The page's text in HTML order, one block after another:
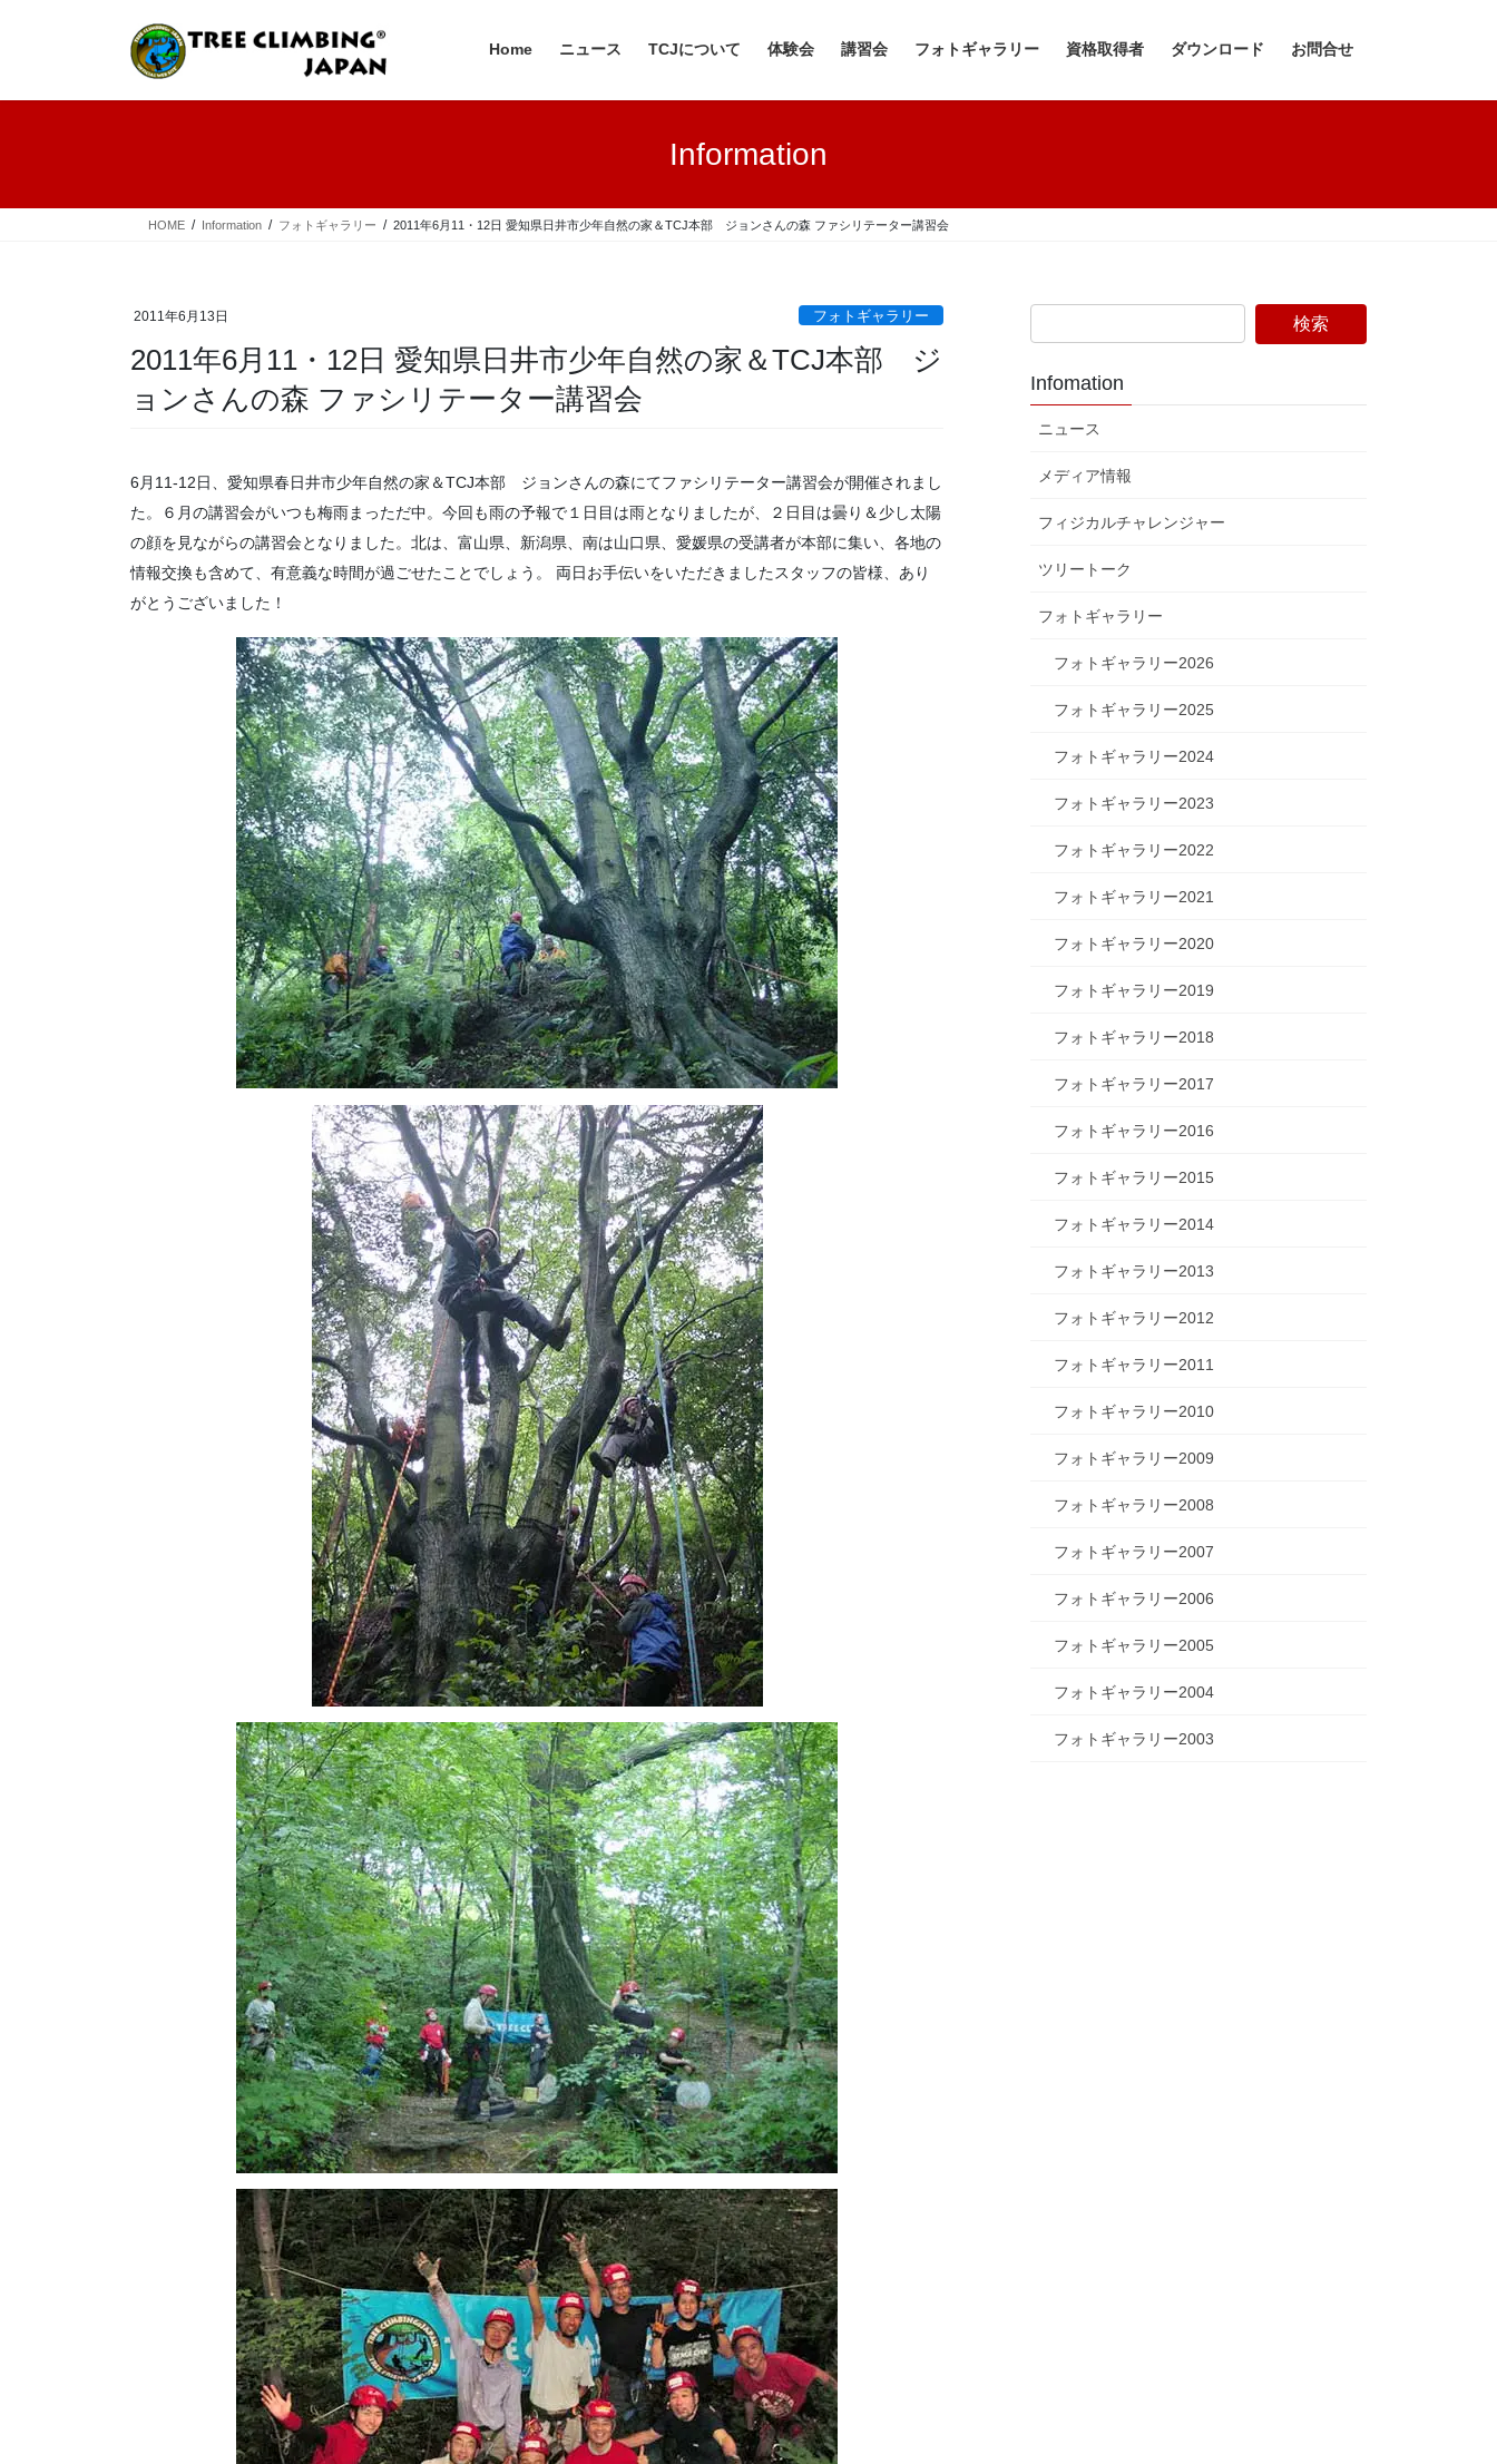
ツ
シ
Home ニュース TCJについて 体験会 講習会 フォトギャラリー 資格取得者 ダウンロード お問合せ
Information
HOME Information フォトギャラリー 2011年6月11・12日 愛知県日井市少年自然の家＆TCJ本部 ジョンさんの森 ファシリテーター講習会
2011年6月13日 フォトギャラリー
2011年6月11・12日 愛知県日井市少年自然の家＆TCJ本部 ジ
ョンさんの森 ファシリテーター講習会
6月11-12日、愛知県春日井市少年自然の家＆TCJ本部 ジョンさんの森にてファシリテーター講習会が開催されまし
た。６月の講習会がいつも梅雨まっただ中。今回も雨の予報で１日目は雨となりましたが、２日目は曇り＆少し太陽
の顔を見ながらの講習会となりました。北は、富山県、新潟県、南は山口県、愛媛県の受講者が本部に集い、各地の
情報交換も含めて、有意義な時間が過ごせたことでしょう。 両日お手伝いをいただきましたスタッフの皆様、あり
がとうございました！
Infomation
ニュース
メディア情報
フィジカルチャレンジャー
ツリートーク
フォトギャラリー
フォトギャラリー2026
フォトギャラリー2025
フォトギャラリー2024
フォトギャラリー2023
フォトギャラリー2022
フォトギャラリー2021
フォトギャラリー2020
フォトギャラリー2019
フォトギャラリー2018
フォトギャラリー2017
フォトギャラリー2016
フォトギャラリー2015
フォトギャラリー2014
フォトギャラリー2013
フォトギャラリー2012
フォトギャラリー2011
フォトギャラリー2010
フォトギャラリー2009
フォトギャラリー2008
フォトギャラリー2007
フォトギャラリー2006
フォトギャラリー2005
フォトギャラリー2004
フォトギャラリー2003